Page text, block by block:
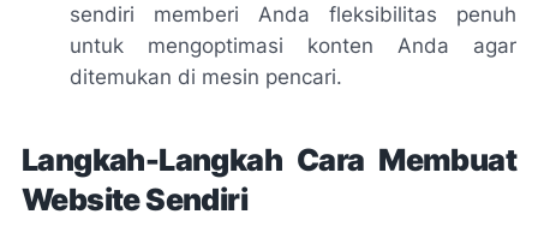
sendiri memberi Anda fleksibilitas penuh
untuk mengoptimasi konten Anda agar
ditemukan di mesin pencari.
Langkah-Langkah Cara Membuat
Website Sendiri